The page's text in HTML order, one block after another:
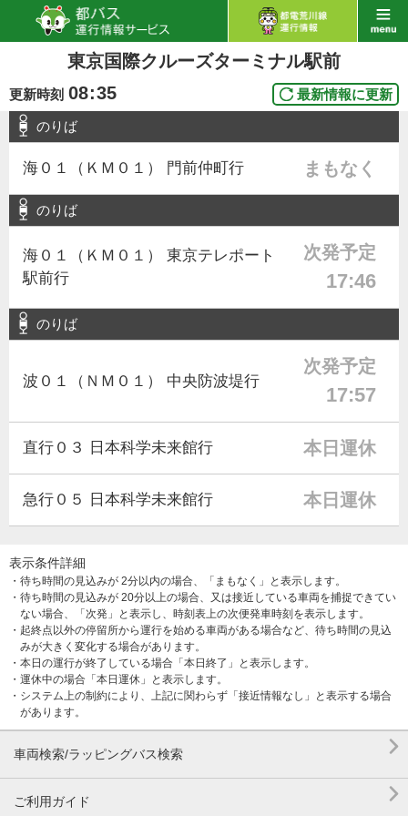
東京国際クルーズターミナル駅前
更新時刻 08:35 最新情報に更新
のりば
海０１（ＫＭ０１） 門前仲町行 まもなく
のりば
海０１（ＫＭ０１） 東京テレポート
駅前行
次発予定
17:46
のりば
波０１（ＮＭ０１） 中央防波堤行
次発予定
17:57
直行０３ 日本科学未来館行 本日運休
急行０５ 日本科学未来館行 本日運休
表示条件詳細
・待ち時間の見込みが 2分以内の場合、「まもなく」と表示します。
・待ち時間の見込みが 20分以上の場合、又は接近している車両を捕捉できてい
ない場合、「次発」と表示し、時刻表上の次便発車時刻を表示します。
・起終点以外の停留所から運行を始める車両がある場合など、待ち時間の見込
みが大きく変化する場合があります。
・本日の運行が終了している場合「本日終了」と表示します。
・運休中の場合「本日運休」と表示します。
・システム上の制約により、上記に関わらず「接近情報なし」と表示する場合
があります。
車両検索/ラッピングバス検索 
ご利用ガイド 